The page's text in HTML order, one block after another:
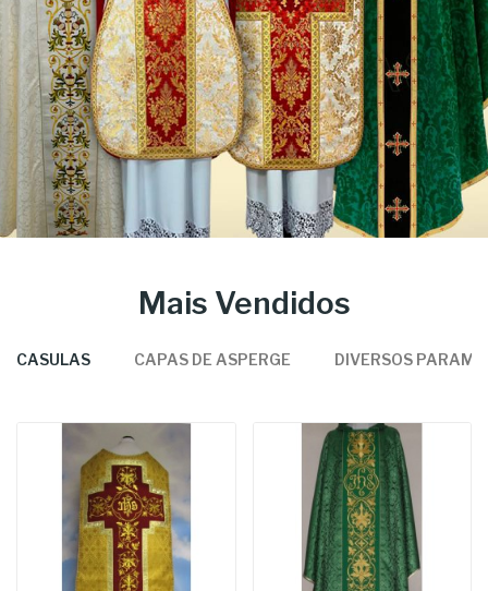
Mais Vendidos
CASULAS CAPAS DE ASPERGE DIVERSOS